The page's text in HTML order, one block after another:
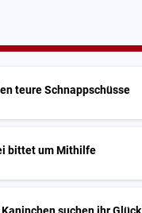
teure Schnappschüsse
bittet um Mithilfe